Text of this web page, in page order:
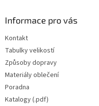
Informace pro vás
Kontakt
Tabulky velikostí
Způsoby dopravy
Materiály oblečení
Poradna
Katalogy (.pdf)